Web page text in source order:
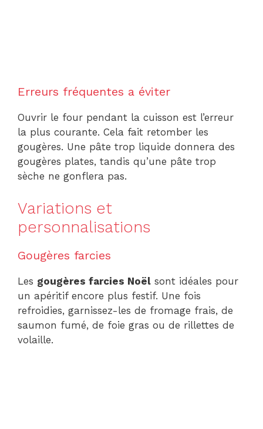
Erreurs fréquentes a éviter
Ouvrir le four pendant la cuisson est l’erreur
la plus courante. Cela fait retomber les
gougères. Une pâte trop liquide donnera des
gougères plates, tandis qu’une pâte trop
sèche ne gonflera pas.
Variations et
personnalisations
Gougères farcies
Les gougères farcies Noël sont idéales pour
un apéritif encore plus festif. Une fois
refroidies, garnissez-les de fromage frais, de
saumon fumé, de foie gras ou de rillettes de
volaille.